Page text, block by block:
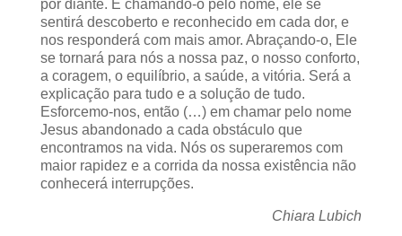
por diante. E chamando-o pelo nome, ele se
sentirá descoberto e reconhecido em cada dor, e
nos responderá com mais amor. Abraçando-o, Ele
se tornará para nós a nossa paz, o nosso conforto,
a coragem, o equilíbrio, a saúde, a vitória. Será a
explicação para tudo e a solução de tudo.
Esforcemo-nos, então (…) em chamar pelo nome
Jesus abandonado a cada obstáculo que
encontramos na vida. Nós os superaremos com
maior rapidez e a corrida da nossa existência não
conhecerá interrupções.
Chiara Lubich